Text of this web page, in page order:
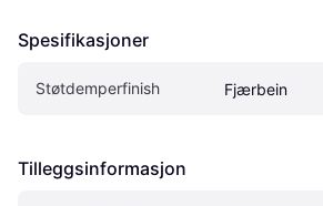
Spesifikasjoner
Støtdemperfinish Fjærbein
Tilleggsinformasjon